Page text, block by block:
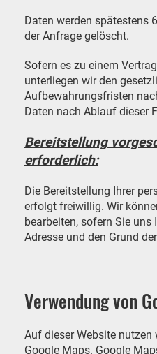
Daten werden spätestens
der Anfrage gelöscht.
Sofern es zu einem
unterliegen wir den
Aufbewahrungsfristen
Daten nach Ablauf dieser
Bereitstellung
erforderlich:
Die Bereitstellung Ihrer
erfolgt freiwillig. Wir
bearbeiten, sofern Sie uns
Adresse und den Grund
Verwendung von
Auf dieser Website nutzen
Google Maps. Google